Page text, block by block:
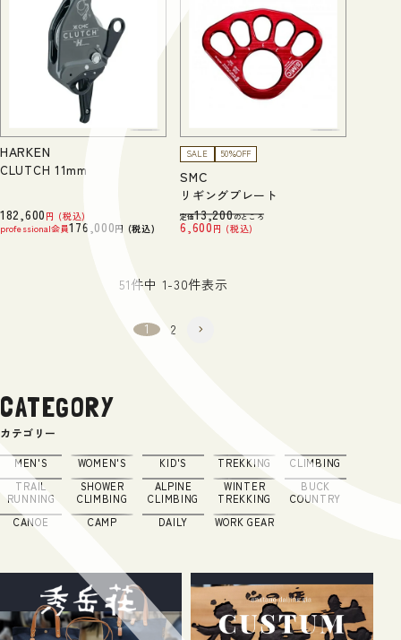
HARKEN
CLUTCH 11mm
182,600
税込
professional会員176,000 税込
SALE 50％OFF
SMC
リギングプレート
定価13,200のところ
6,600 税込
51件中 1-30件表示
1 2
CATEGORY
カテゴリー
MEN'S WOMEN'S KID'S TREKKING
CLIMBING
TRAIL
RUNNING
SHOWER
CLIMBING
ALPINE
CLIMBING
WINTER
TREKKING
BUCK
COUNTRY
CANOE
CAMP DAILY WORK GEAR